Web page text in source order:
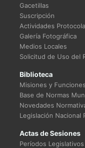
Gacetillas
Suscripción
Actividades
Galería Fotográfica
Medios Locales
Solicitud de Uso del
Biblioteca
Misiones y Funciones
Base de Normas
Novedades
Legislación Nacional
Actas de Sesiones
Períodos Legislativos